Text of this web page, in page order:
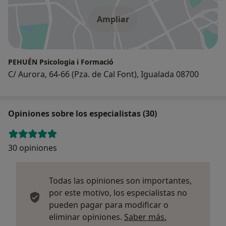
Ampliar
PEHUÉN Psicologia i Formació
C/ Aurora, 64-66 (Pza. de Cal Font), Igualada 08700
Opiniones sobre los especialistas (30)
30 opiniones
Todas las opiniones son importantes,
por este motivo, los especialistas no
pueden pagar para modificar o
eliminar opiniones. Saber más.